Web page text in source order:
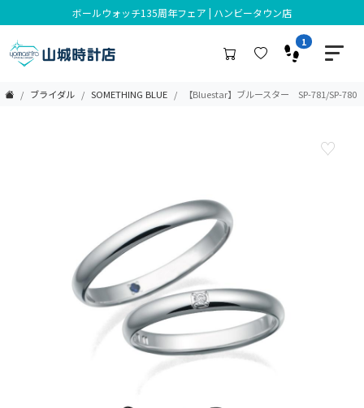
年に二度だけの、特別なブライダルフェア｜ホテルペアランチ特典
1
ブライダル SOMETHING BLUE 【Bluestar】ブルースター SP-781/SP-780